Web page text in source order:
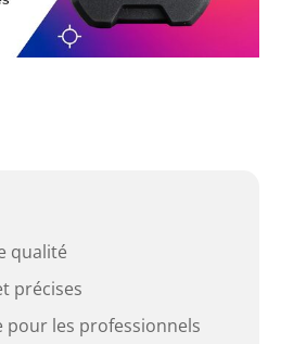
qualité
précises
pour les professionnels